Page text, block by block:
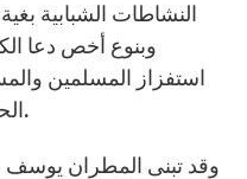
النشاطات الشبابية
وبنوع أخص دعا
استفزاز المسلمين
الحرية الدينية والتعايش في سوريا.
وقد تبنى المطران يوسف